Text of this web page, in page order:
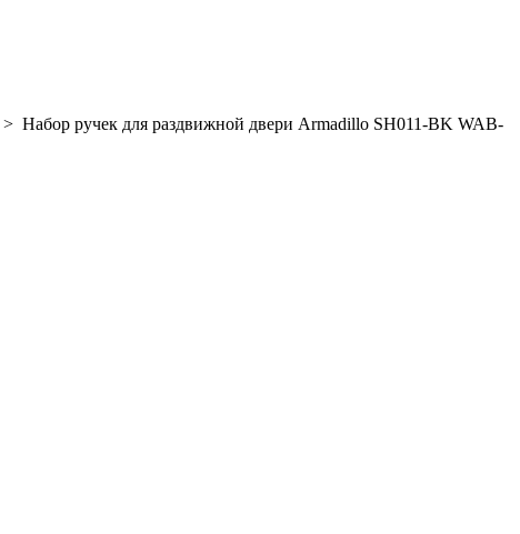
> Набор ручек для раздвижной двери Armadillo SH011-BK WAB-